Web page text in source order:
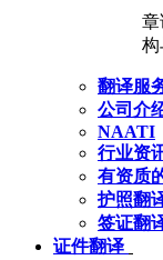
章
构
翻译服
公司介
NAATI
行业资
有资质
护照翻
签证翻
证件翻译